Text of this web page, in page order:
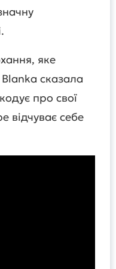
яке
сказала
про свої
відчуває себе